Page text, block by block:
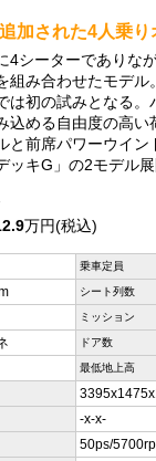
加された4人乗り
4シーターでありな
組み合わせたモデル
は初の試みとなる。
込める自由度の高い
と前席パワーウイ
ッキG」の2モデル展
万円(税込)
乗車定員
シート列数
ミッション
ドア数
最低地上高
-x-x-
50ps/